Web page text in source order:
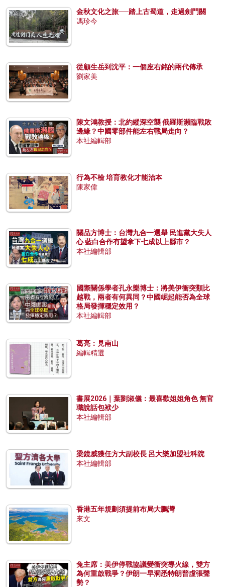
金秋文化之旅──踏上古蜀道，走過劍門關
馮珍今
從顧生岳到沈平：一個座右銘的兩代傳承
劉家美
陳文鴻教授：北約縱深空襲 俄羅斯瀕臨戰敗
邊緣？中國零部件能左右戰局走向？
本社編輯部
行為不檢 培育教化才能治本
陳家偉
關品方博士：台灣九合一選舉 民進黨大失人
心 藍白合作有望拿下七成以上縣市？
本社編輯部
國際關係學者孔永樂博士：將美伊衝突類比
越戰，兩者有何異同？中國崛起能否為全球
格局發揮穩定效用？
本社編輯部
葛亮：見南山
編輯精選
書展2026｜葉劉淑儀：最喜歡姐姐角色 無官
職說話包袱少
本社編輯部
梁鏡威獲任方大副校長 呂大樂加盟社科院
本社編輯部
香港五年規劃須提前布局大鵬灣
來文
兔主席：美伊停戰協議變衝突導火線，雙方
為何重啟戰爭？伊朗一早洞悉特朗普虛張聲
勢？